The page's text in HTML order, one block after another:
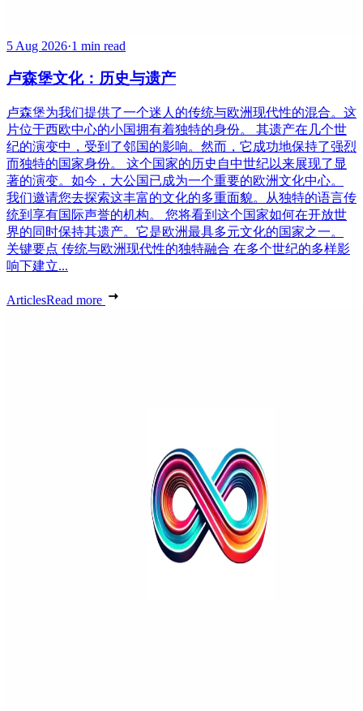
5 Aug 2026·1 min read
卢森堡文化：历史与遗产
卢森堡为我们提供了一个迷人的传统与欧洲现代性的混合。这
片位于西欧中心的小国拥有着独特的身份。 其遗产在几个世
纪的演变中，受到了邻国的影响。然而，它成功地保持了强烈
而独特的国家身份。 这个国家的历史自中世纪以来展现了显
著的演变。如今，大公国已成为一个重要的欧洲文化中心。
我们邀请您去探索这丰富的文化的多重面貌。从独特的语言传
统到享有国际声誉的机构。 您将看到这个国家如何在开放世
界的同时保持其遗产。它是欧洲最具多元文化的国家之一。
关键要点 传统与欧洲现代性的独特融合 在多个世纪的多样影
响下建立...
ArticlesRead more